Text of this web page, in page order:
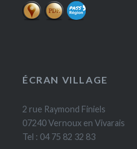
ÉCRAN VILLAGE
2 rue Raymond Finiels
07240 Vernoux en Vivarais
Tel : 04 75 82 32 83